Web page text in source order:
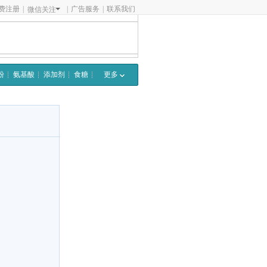
注册 微信关注 广告服务 联系我们
氨基酸 添加剂 食糖 更多